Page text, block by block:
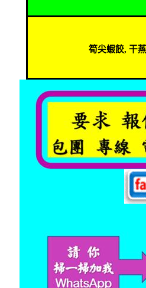
筍尖蝦餃,干